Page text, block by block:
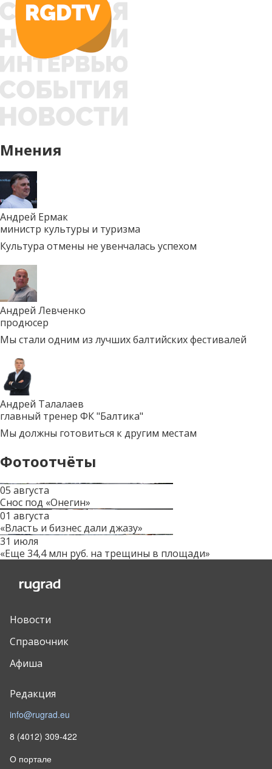
Мнения
Андрей Ермак
министр культуры и туризма
Культура отмены не увенчалась успехом
Андрей Левченко
продюсер
Мы стали одним из лучших балтийских фестивалей
Андрей Талалаев
главный тренер ФК "Балтика"
Мы должны готовиться к другим местам
Фотоотчёты
05 августа
Снос под «Онегин»
01 августа
«Власть и бизнес дали джазу»
31 июля
«Еще 34,4 млн руб. на трещины в площади»
Новости
Справочник
Афиша
Редакция
info@rugrad.eu
8 (4012) 309-422
О портале